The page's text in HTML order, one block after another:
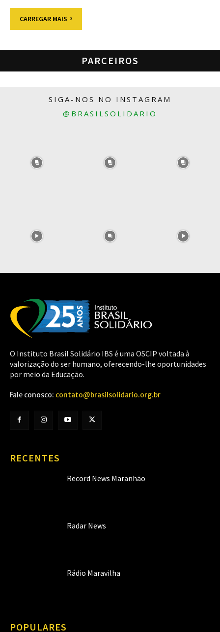
CARREGAR MAIS
PARCEIROS
SIGA-NOS NO INSTAGRAM
@BRASILSOLIDARIO
O Instituto Brasil Solidário IBS é uma OSCIP voltada à
valorização do ser humano, oferecendo-lhe oportunidades
por meio da Educação.
Fale conosco: contato@brasilsolidario.org.br
RECENTES
Record News Maranhão
Radar News
Rádio Maravilha
POPULARES